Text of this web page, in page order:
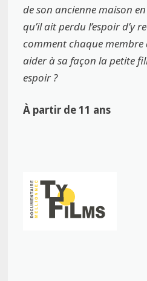
de son ancienne maison
qu’il ait perdu l’espoir d’y
comment chaque
aider à sa façon la petite
espoir ?
À partir de 11 ans